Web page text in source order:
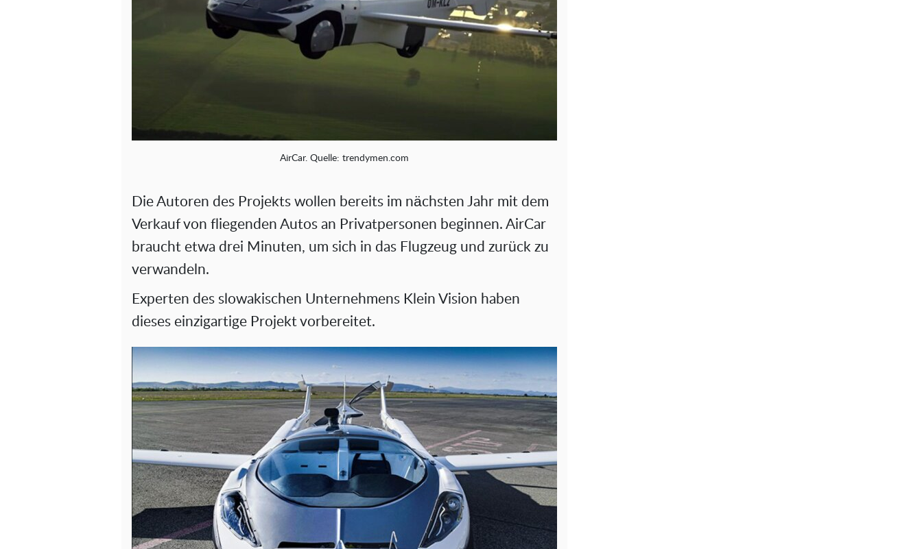
o
AirCar. Quelle: trendymen.com
Die Autoren des Projekts wollen bereits im nächsten Jahr mit dem
Verkauf von fliegenden Autos an Privatpersonen beginnen. AirCar
braucht etwa drei Minuten, um sich in das Flugzeug und zurück zu
verwandeln.
Experten des slowakischen Unternehmens Klein Vision haben
dieses einzigartige Projekt vorbereitet.